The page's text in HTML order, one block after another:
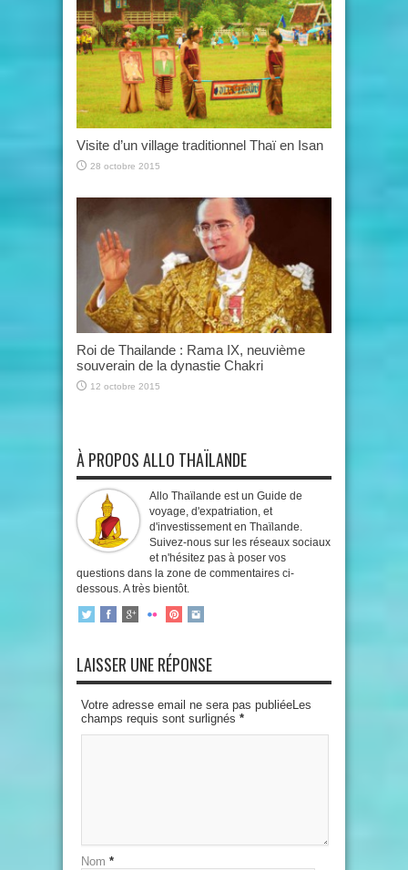
Visite d’un village traditionnel Thaï en Isan
28 octobre 2015
Roi de Thailande : Rama IX, neuvième
souverain de la dynastie Chakri
12 octobre 2015
À PROPOS ALLO THAÏLANDE
Allo Thaïlande est un Guide de
voyage, d'expatriation, et
d'investissement en Thaïlande.
Suivez-nous sur les réseaux sociaux
et n'hésitez pas à poser vos
questions dans la zone de commentaires ci-
dessous. A très bientôt.
LAISSER UNE RÉPONSE
Votre adresse email ne sera pas publiéeLes
champs requis sont surlignés *
Nom *